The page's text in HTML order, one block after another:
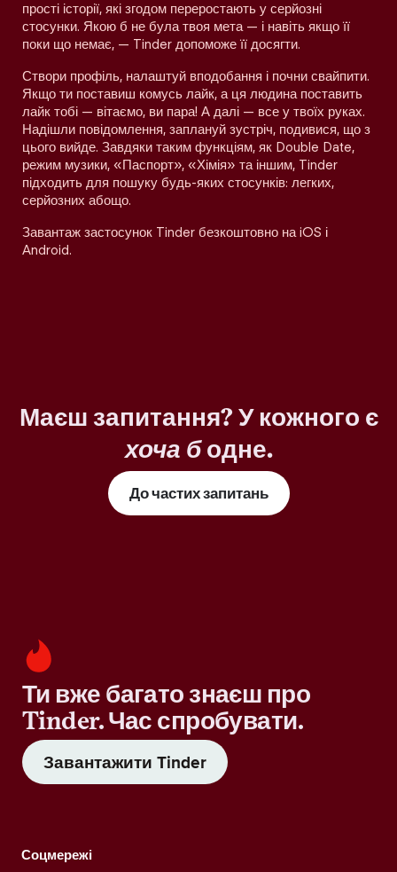
прості історії, які згодом переростають у серйозні
стосунки. Якою б не була твоя мета — і навіть якщо її
поки що немає, — Tinder допоможе її досягти.
Створи профіль, налаштуй вподобання і почни свайпити.
Якщо ти поставиш комусь лайк, а ця людина поставить
лайк тобі — вітаємо, ви пара! А далі — все у твоїх руках.
Надішли повідомлення, заплануй зустріч, подивися, що з
цього вийде. Завдяки таким функціям, як Double Date,
режим музики, «Паспорт», «Хімія» та іншим, Tinder
підходить для пошуку будь-яких стосунків: легких,
серйозних абощо.
Завантаж застосунок Tinder безкоштовно на iOS і
Android.
Маєш запитання? У кожного є
хоча бодне.
До частих запитань
Ти вже багато знаєш про
Tinder. Час спробувати.
Завантажити Tinder
Соцмережі